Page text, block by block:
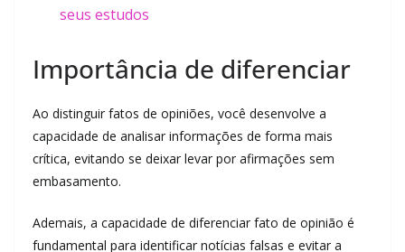
seus estudos
Importância de diferenciar
Ao distinguir fatos de opiniões, você desenvolve a
capacidade de analisar informações de forma mais
crítica, evitando se deixar levar por afirmações sem
embasamento.
Ademais, a capacidade de diferenciar fato de opinião é
fundamental para identificar notícias falsas e evitar a